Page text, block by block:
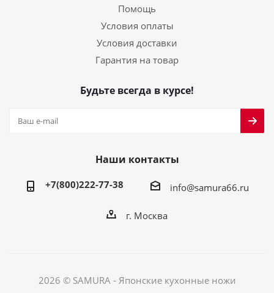
Помощь
Условия оплаты
Условия доставки
Гарантия на товар
Будьте всегда в курсе!
Наши контакты
+7(800)222-77-38 info@samura66.ru
г. Москва
2026 © SAMURA - Японские кухонные ножи